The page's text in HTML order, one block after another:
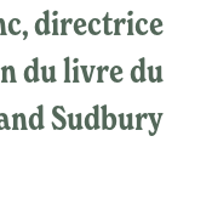
directrice
du livre du
Sudbury